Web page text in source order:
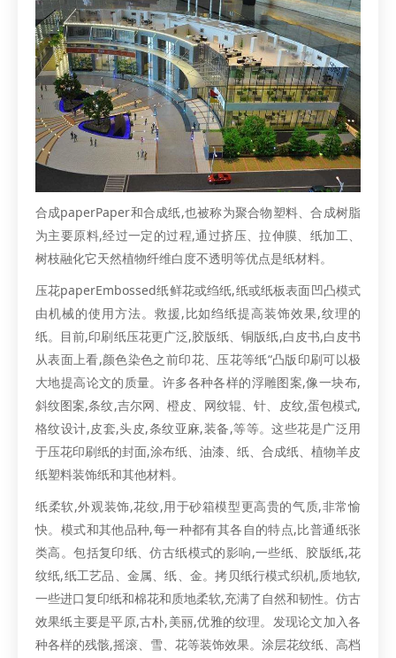
合成paperPaper和合成纸,也被称为聚合物塑料、合成树脂
为主要原料,经过一定的过程,通过挤压、拉伸膜、纸加工、
树枝融化它天然植物纤维白度不透明等优点是纸材料。
压花paperEmbossed纸鲜花或绉纸,纸或纸板表面凹凸模式
由机械的使用方法。救援,比如绉纸提高装饰效果,纹理的
纸。目前,印刷纸压花更广泛,胶版纸、铜版纸,白皮书,白皮书
从表面上看,颜色染色之前印花、压花等纸“凸版印刷可以极
大地提高论文的质量。许多各种各样的浮雕图案,像一块布,
斜纹图案,条纹,吉尔网、橙皮、网纹辊、针、皮纹,蛋包模式,
格纹设计,皮套,头皮,条纹亚麻,装备,等等。这些花是广泛用
于压花印刷纸的封面,涂布纸、油漆、纸、合成纸、植物羊皮
纸塑料装饰纸和其他材料。
纸柔软,外观装饰,花纹,用于砂箱模型更高贵的气质,非常愉
快。模式和其他品种,每一种都有其各自的特点,比普通纸张
类高。包括复印纸、仿古纸模式的影响,一些纸、胶版纸,花
纹纸,纸工艺品、金属、纸、金。拷贝纸行模式织机,质地软,
一些进口复印纸和棉花和质地柔软,充满了自然和韧性。仿古
效果纸主要是平原,古朴,美丽,优雅的纹理。发现论文加入各
种各样的残骸,摇滚、雪、花等装饰效果。涂层花纹纸、高档